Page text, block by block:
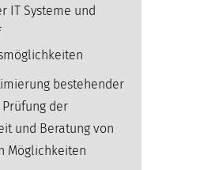
IT Systeme und
bestehender
Prüfung der
und Beratung von
Möglichkeiten